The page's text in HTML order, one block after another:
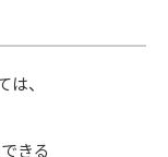
、
きる